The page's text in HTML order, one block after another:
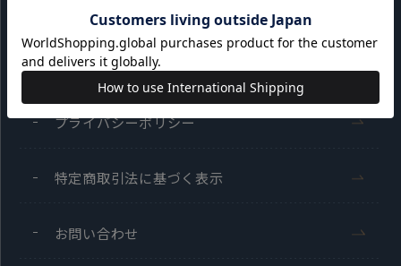
サイト利用規約
会員利用規約
プライバシーポリシー
特定商取引法に基づく表示
お問い合わせ